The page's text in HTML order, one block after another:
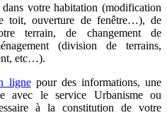
votre habitation (modification
toit, ouverture de fenêtre…), de
terrain, de changement de
(division de terrains,
etc…).
lignepour des informations, une
avec le service Urbanisme ou
à la constitution de votre